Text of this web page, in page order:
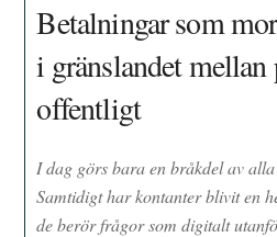
Betalningar som
i gränslandet
offentligt
I dag görs bara en bråkdel av
Samtidigt har kontanter blivit en
de berör frågor som digitalt